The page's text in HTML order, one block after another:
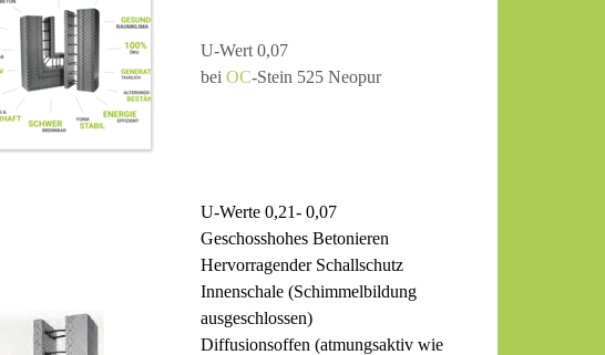
U-Wert 0,07
bei OC-Stein 525 Neopur
U-Werte 0,21- 0,07
Geschosshohes Betonieren
Hervorragender Schallschutz
Innenschale (Schimmelbildung
ausgeschlossen)
Diffusionsoffen (atmungsaktiv wie